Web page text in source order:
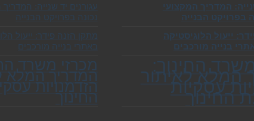
המדריך המקצועי
בפרויקט הבנייה
ייעול הלוגיסטיקה
בנייה מורכבים
החינוך:
המלא לאיתור
עסקיות
החינוך
עגורנים יד שנייה:
נכונה בפרויקט הבנייה
מתקן הזנה פידר: ייעול
באתרי בנייה מורכבים
מכרזי משרד
המדריך המלא
הזדמנויות
החינוך